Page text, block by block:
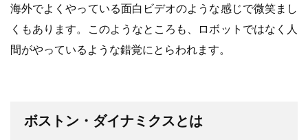
海外でよくやっている面白ビデオのような感じで微笑まし
くもあります。このようなところも、ロボットではなく人
間がやっているような錯覚にとらわれます。
ボストン・ダイナミクスとは